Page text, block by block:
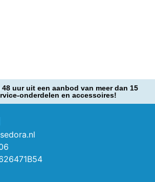
uur uit een aanbod van meer dan 15
onderdelen en accessoires!